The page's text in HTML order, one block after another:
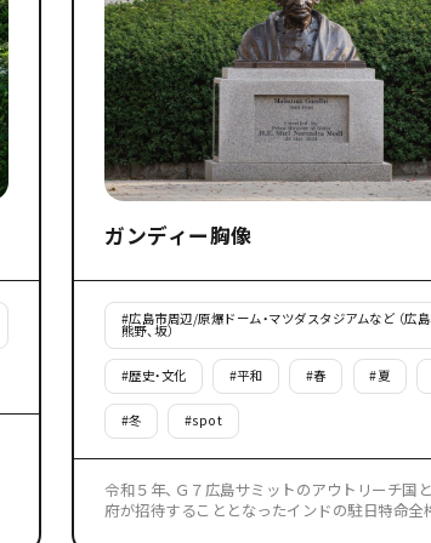
ガンディー胸像
#広島市周辺/原爆ドーム・マツダスタジアムなど （広島
熊野、坂）
#歴史・文化 #平和 #春 #夏
#冬 #spot
令和５年、Ｇ７広島サミットのアウトリーチ国
府が招待することとなったインドの駐日特命全